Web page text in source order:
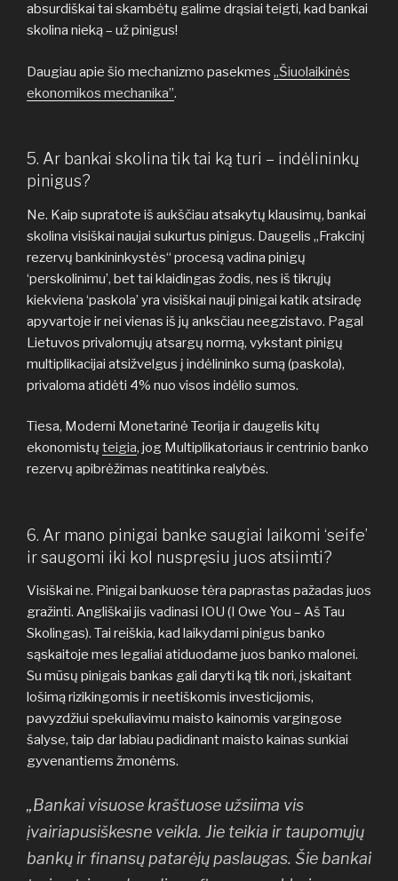
absurdiškai tai skambėtų galime drąsiai teigti, kad bankai
skolina nieką – už pinigus!
Daugiau apie šio mechanizmo pasekmes „Šiuolaikinės
ekonomikos mechanika”.
5. Ar bankai skolina tik tai ką turi – indėlininkų
pinigus?
Ne. Kaip supratote iš aukščiau atsakytų klausimų, bankai
skolina visiškai naujai sukurtus pinigus. Daugelis „Frakcinį
rezervų bankininkystės“ procesą vadina pinigų
‘perskolinimu’, bet tai klaidingas žodis, nes iš tikrųjų
kiekviena ‘paskola’ yra visiškai nauji pinigai katik atsiradę
apyvartoje ir nei vienas iš jų anksčiau neegzistavo. Pagal
Lietuvos privalomųjų atsargų normą, vykstant pinigų
multiplikacijai atsižvelgus į indėlininko sumą (paskola),
privaloma atidėti 4% nuo visos indėlio sumos.
Tiesa, Moderni Monetarinė Teorija ir daugelis kitų
ekonomistų teigia, jog Multiplikatoriaus ir centrinio banko
rezervų apibrėžimas neatitinka realybės.
6. Ar mano pinigai banke saugiai laikomi ‘seife’
ir saugomi iki kol nuspręsiu juos atsiimti?
Visiškai ne. Pinigai bankuose tėra paprastas pažadas juos
gražinti. Angliškai jis vadinasi IOU (I Owe You – Aš Tau
Skolingas). Tai reiškia, kad laikydami pinigus banko
sąskaitoje mes legaliai atiduodame juos banko malonei.
Su mūsų pinigais bankas gali daryti ką tik nori, įskaitant
lošimą rizikingomis ir neetiškomis investicijomis,
pavyzdžiui spekuliavimu maisto kainomis vargingose
šalyse, taip dar labiau padidinant maisto kainas sunkiai
gyvenantiems žmonėms.
„Bankai visuose kraštuose užsiima vis
įvairiapusiškesne veikla. Jie teikia ir taupomųjų
bankų ir finansų patarėjų paslaugas. Šie bankai